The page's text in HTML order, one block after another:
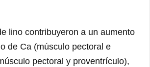
lino contribuyeron a un aumento
de Ca (músculo pectoral e
pectoral y proventrículo),